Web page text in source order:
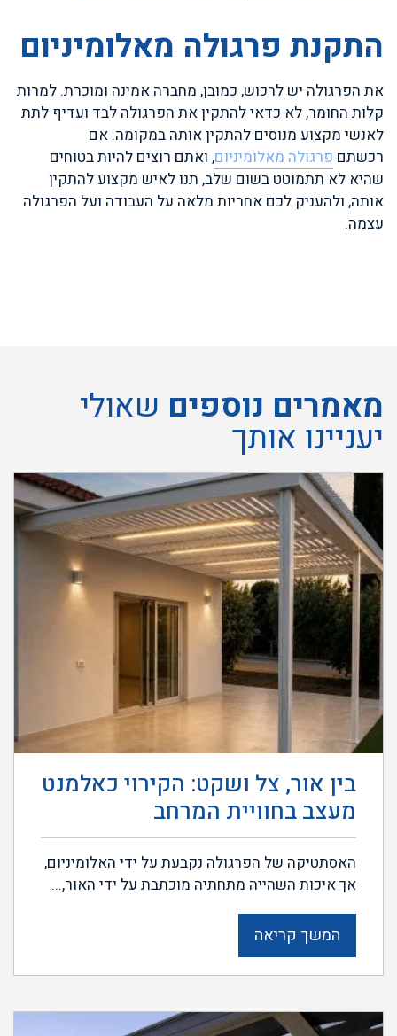
התקנת פרגולה מאלומיניום
את הפרגולה יש לרכוש, כמובן, מחברה אמינה ומוכרת. למרות
קלות החומר, לא כדאי להתקין את הפרגולה לבד ועדיף לתת
לאנשי מקצוע מנוסים להתקין אותה במקומה. אם
רכשתם פרגולה מאלומיניום, ואתם רוצים להיות בטוחים
שהיא לא תתמוטט בשום שלב, תנו לאיש מקצוע להתקין
אותה, ולהעניק לכם אחריות מלאה על העבודה ועל הפרגולה
עצמה.
מאמרים נוספים שאולי
יעניינו אותך
בין אור, צל ושקט: הקירוי כאלמנט
מעצב בחוויית המרחב
האסתטיקה של הפרגולה נקבעת על ידי האלומיניום,
אך איכות השהייה מתחתיה מוכתבת על ידי האור,...
המשך קריאה